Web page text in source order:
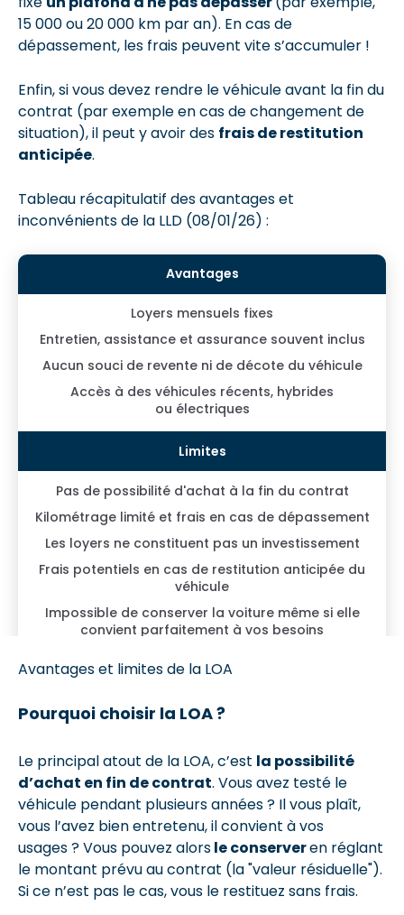
15 000 ou 20 000 km par an). En cas de
dépassement, les frais peuvent vite s’accumuler !
Enfin, si vous devez rendre le véhicule avant la fin du
contrat (par exemple en cas de changement de
situation), il peut y avoir des frais de restitution
anticipée.
Tableau récapitulatif des avantages et
inconvénients de la LLD (08/01/26) :
Loyers mensuels fixes
Entretien, assistance et assurance souvent inclus
Aucun souci de revente ni de décote du véhicule
Accès à des véhicules récents, hybrides
ou électriques
Pas de possibilité d'achat à la fin du contrat
Kilométrage limité et frais en cas de dépassement
Les loyers ne constituent pas un investissement
Frais potentiels en cas de restitution anticipée du
véhicule
Impossible de conserver la voiture même si elle
convient parfaitement à vos besoins
Avantages et limites de la LOA
Pourquoi choisir la LOA ?
Le principal atout de la LOA, c’est la possibilité
d’achat en fin de contrat. Vous avez testé le
véhicule pendant plusieurs années ? Il vous plaît,
vous l’avez bien entretenu, il convient à vos
usages ? Vous pouvez alorsle conserveren réglant
le montant prévu au contrat (la "valeur résiduelle").
Si ce n’est pas le cas, vous le restituez sans frais.